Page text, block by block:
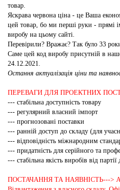
товар.
Яскрава червона ціна - це Ваша
цей товар, бо ми перші руки - прямі
виробу на цьому сайті.
Перевірили? Вражає? Так було 33 роки
Саме цей код виробу присутній в
24.12.2021.
Остання актуалізація ціни та
ПЕРЕВАГИ ДЛЯ ПРОЕКТНИХ
--- стабільна доступність товару
--- регулярний власний імпорт
--- прогнозовані поставки
--- ранній доступ до складу (для
--- відповідність міжнародним
--- придатність для серійного та
--- стабільна якість виробів від партії
ПОСТАЧАННЯ ТА НАЯВНІСТЬ--->